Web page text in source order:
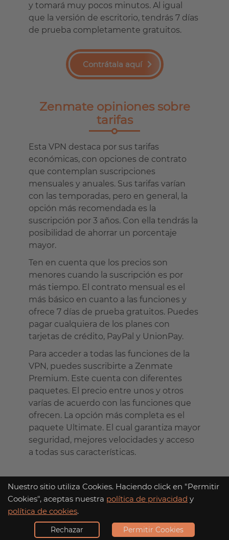
y tomará muy pocos minutos. Al igual
que la versión de escritorio, tendrás 7 días
de prueba completamente gratuitos.
Contrátala aquí
Zenmate opiniones sobre
tarifas
Esta VPN destaca por sus tarifas
económicas, con opciones de contrato
que contemplan suscripciones
mensuales y anuales. Sus tarifas varían
con las temporadas, pero en general, la
opción más recomendada es la
suscripción por 3 años. Con ella tendrás la
posibilidad de ahorrar un porcentaje
mayor.
Ten en cuenta que los precios son
menores cuando la suscripción es por
más tiempo. El contrato mensual es el
más básico en cuanto a las funciones y
ofrece 7 días de prueba gratuitos. Puedes
pagar cualquiera de los planes con
tarjetas de crédito, PayPal y UnionPay.
Para acceder a todas las funciones de la
VPN, puedes suscribirte a Zenmate
Premium. Este cuenta con diferentes
paquetes. El precio entre unos y otros
varías de acuerdo con las funciones que
ofrecen. La opción más completa es el
paquete Ultimate. El cual garantiza mayor
seguridad, mejores velocidades y acceso
a todas sus características.
Plan Gratuito al mes
Nuestro sitio utiliza Cookies. Haciendo click en "Permitir
Cookies", aceptas nuestra política de privacidad y
política de cookies.
Rechazar Permitir Cookies